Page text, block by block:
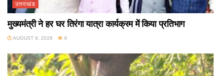
उत्तराखंड
मुख्यमंत्री ने हर घर तिरंगा यात्रा कार्यक्रम में किया प्रतिभाग
AUGUST 9, 2026 9